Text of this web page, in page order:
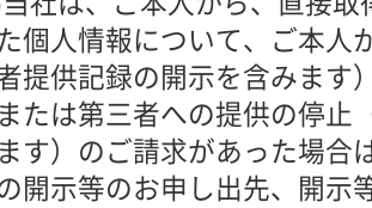
個人情報について、ご本人
提供記録の開示を含みます
たは第三者への提供の停止
す）のご請求があった場合
開示等のお申し出先、開示